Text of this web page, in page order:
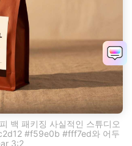
백 패키징 사실적인 스튜디오
#f59e0b #fff7ed와 어두
3:2